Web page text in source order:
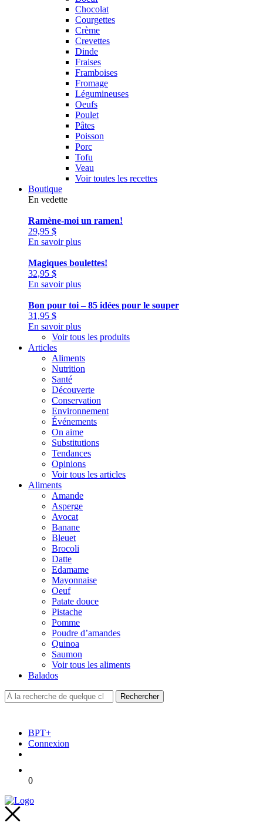
Chocolat
Courgettes
Crème
Crevettes
Dinde
Fraises
Framboises
Fromage
Légumineuses
Oeufs
Poulet
Pâtes
Poisson
Porc
Tofu
Veau
Voir toutes les recettes
Boutique
En vedette
Ramène-moi un ramen!
29,95 $
En savoir plus
Magiques boulettes!
32,95 $
En savoir plus
Bon pour toi – 85 idées pour le souper
31,95 $
En savoir plus
Voir tous les produits
Articles
Aliments
Nutrition
Santé
Découverte
Conservation
Environnement
Événements
On aime
Substitutions
Tendances
Opinions
Voir tous les articles
Aliments
Amande
Asperge
Avocat
Banane
Bleuet
Brocoli
Datte
Edamame
Mayonnaise
Oeuf
Patate douce
Pistache
Pomme
Poudre d’amandes
Quinoa
Saumon
Voir tous les aliments
Balados
BPT+
Connexion
0